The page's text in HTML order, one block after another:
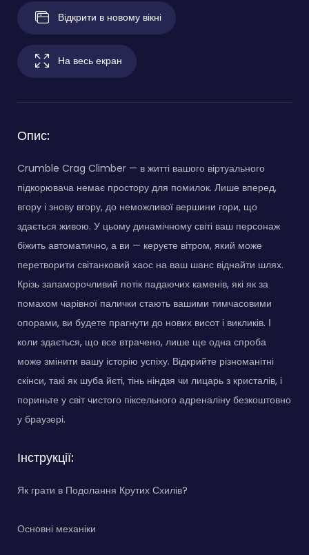
Відкрити в новому вікні
На весь екран
Опис:
Crumble Crag Climber — в житті вашого віртуального
підкорювача немає простору для помилок. Лише вперед,
вгору і знову вгору, до неможливої вершини гори, що
здається живою. У цьому динамічному світі ваш персонаж
біжить автоматично, а ви — керуєте вітром, який може
перетворити світанковий хаос на ваш шанс віднайти шлях.
Крізь запаморочливий потік падаючих каменів, які як за
помахом чарівної палички стають вашими тимчасовими
опорами, ви будете прагнути до нових висот і викликів. І
коли здається, що все втрачено, лише ще одна спроба
може змінити вашу історію успіху. Відкрийте різноманітні
скінси, такі як шуба йєті, тінь ніндзя чи лицарь з кристалів, і
пориньте у світ чистого піксельного адреналіну безкоштовно
у браузері.
Інструкції:
Як грати в Подолання Крутих Схилів?
Основні механіки